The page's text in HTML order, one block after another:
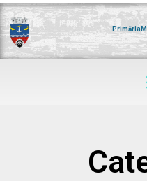
Skip
to
content